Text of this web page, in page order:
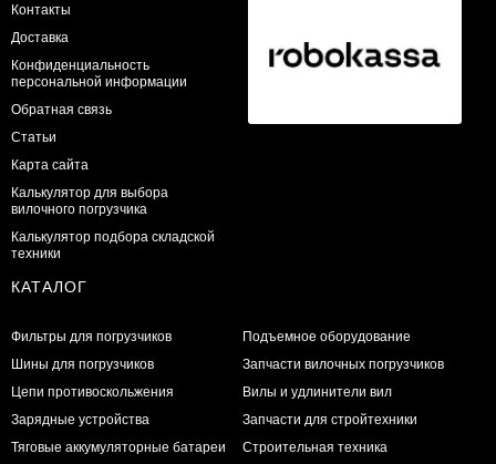
Контакты
Доставка
Конфиденциальность
персональной информации
Обратная связь
Статьи
Карта сайта
Калькулятор для выбора
вилочного погрузчика
Калькулятор подбора складской
техники
КАТАЛОГ
Фильтры для погрузчиков
Шины для погрузчиков
Цепи противоскольжения
Зарядные устройства
Тяговые аккумуляторные батареи
Подъемное оборудование
Запчасти вилочных погрузчиков
Вилы и удлинители вил
Запчасти для стройтехники
Строительная техника